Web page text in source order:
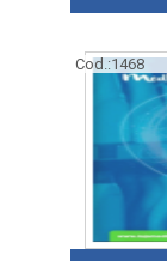
Cod.:1468